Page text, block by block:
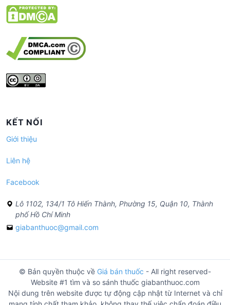
KẾT NỐI
Giới thiệu
Liên hệ
Facebook
Lô 1102, 134/1 Tô Hiến Thành, Phường 15, Quận 10, Thành
phố Hồ Chí Minh
giabanthuoc@gmail.com
© Bản quyền thuộc về Giá bán thuốc - All right reserved-
Website #1 tìm và so sánh thuốc giabanthuoc.com
Nội dung trên website được tự động cập nhật từ Internet và chỉ